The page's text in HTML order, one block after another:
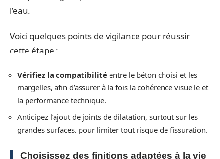
l’eau.
Voici quelques points de vigilance pour réussir
cette étape :
Vérifiez la compatibilité entre le béton choisi et les
margelles, afin d’assurer à la fois la cohérence visuelle et
la performance technique.
Anticipez l’ajout de joints de dilatation, surtout sur les
grandes surfaces, pour limiter tout risque de fissuration.
Choisissez des finitions adaptées à la vie